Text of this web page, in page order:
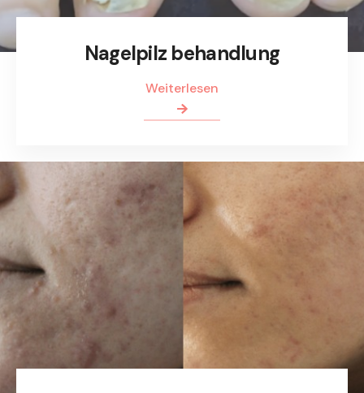
Nagelpilz behandlung
Weiterlesen